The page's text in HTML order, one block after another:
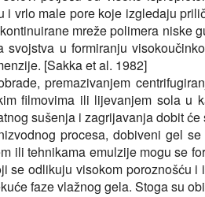
i vrlo male pore koje izgledaju
mreže polimera niske
svojstva u formiranju
[Sakka et al. 1982]
premazivanjem
filmovima ili lijevanjem sola u
sušenja i zagrijavanja dobit će
procesa, dobiveni gel
ili tehnikama emulzije mogu se
se odlikuju visokom poroznošću i
faze vlažnog gela. Stoga su